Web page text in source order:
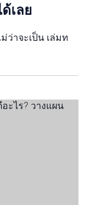
เลย
ว่าจะเป็น เล่มท